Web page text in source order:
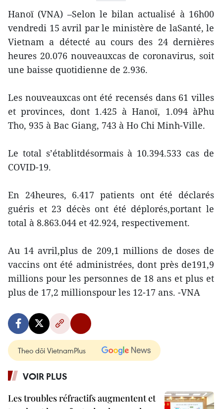
Hanoï (VNA) –Selon le bilan actualisé à 16h00
vendredi 15 avril par le ministère de laSanté, le
Vietnam a détecté au cours des 24 dernières
heures 20.076 nouveauxcas de coronavirus, soit
une baisse quotidienne de 2.936.
Les nouveauxcas ont été recensés dans 61 villes
et provinces, dont 1.425 à Hanoï, 1.094 àPhu
Tho, 935 à Bac Giang, 743 à Ho Chi Minh-Ville.
Le total s’établitdésormais à 10.394.533 cas de
COVID-19.
En 24heures, 6.417 patients ont été déclarés
guéris et 23 décès ont été déplorés,portant le
total à 8.863.044 et 42.924, respectivement.
Au 14 avril,plus de 209,1 millions de doses de
vaccins ont été administrées, dont près de191,9
millions pour les personnes de 18 ans et plus et
plus de 17,2 millionspour les 12-17 ans. -VNA
Theo dõi VietnamPlus
VOIR PLUS
Les troubles réfractifs augmentent et